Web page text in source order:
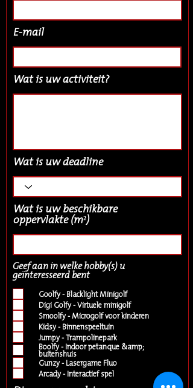
E-mail
Wat is uw activiteit?
Wat is uw deadline
Wat is uw beschikbare
oppervlakte (m²)
Geef aan in welke hobby(s) u
geïnteresseerd bent V
r
e
i
s
t
Goolfy - Blacklight Minigolf
Digi Golfy - Virtuele minigolf
Smoolfy - Microgolf voor kinderen
Kidsy - Binnenspeeltuin
Jumpy - Trampolinepark
Boolfy - Indoor petanque &amp;
buitenshuis
Gunzy - Lasergame Fluo
Arcady - Interactief spel